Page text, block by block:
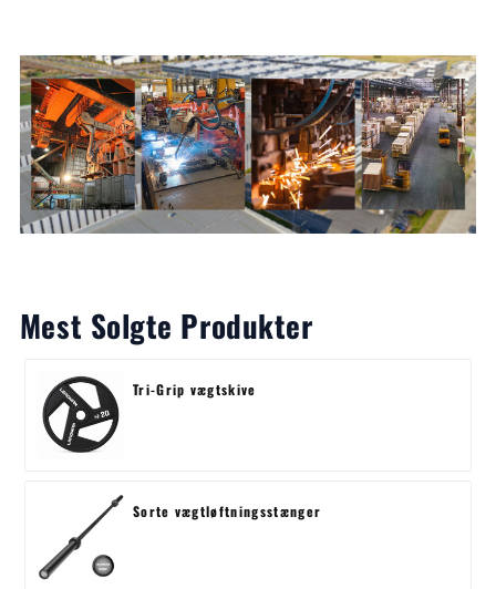
Mest Solgte Produkter
Tri-Grip vægtskive
Sorte vægtløftningsstænger